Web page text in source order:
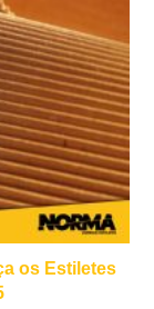
os Estiletes